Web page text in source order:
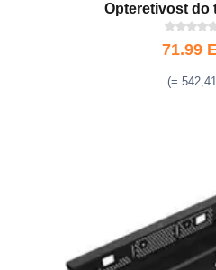
Opteretivost do
71.99
(=